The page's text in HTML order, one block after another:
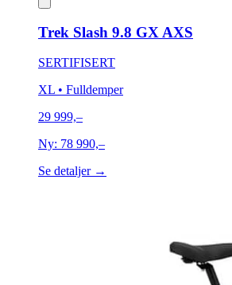
Trek Slash 9.8 GX AXS
SERTIFISERT
XL • Fulldemper
29 999,–
Ny: 78 990,–
Se detaljer →